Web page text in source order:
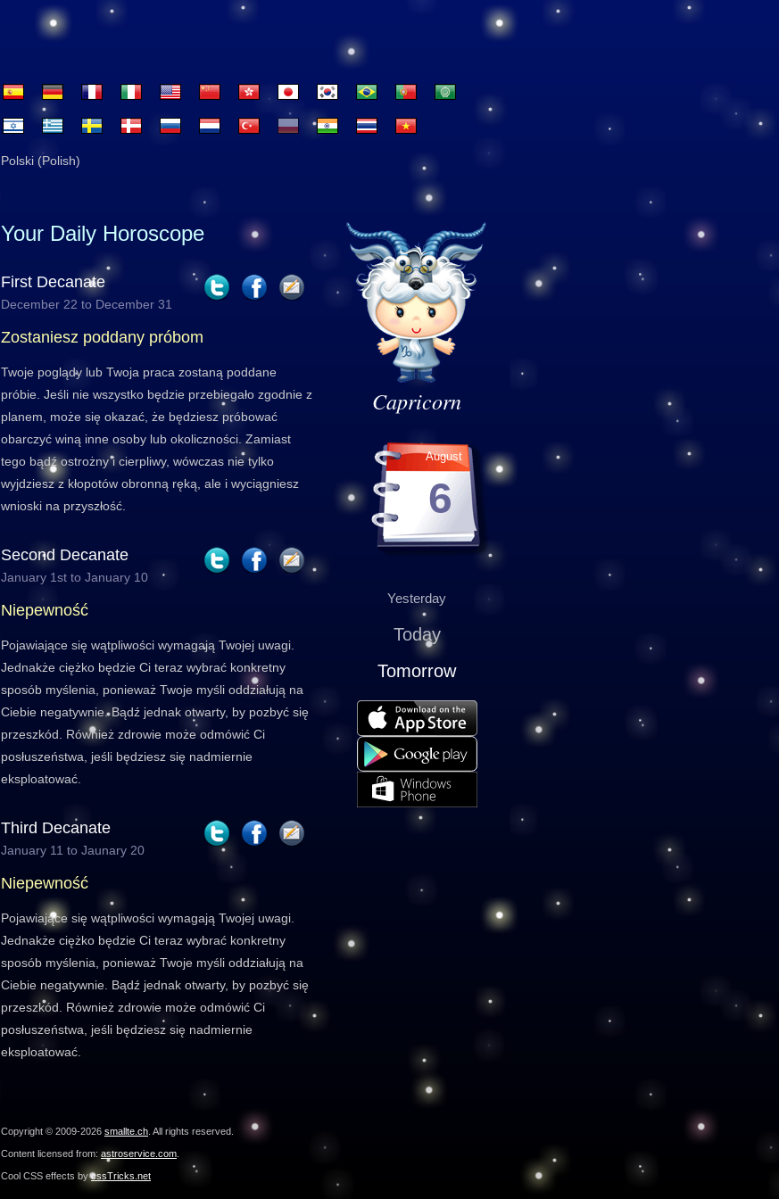
Polski (Polish)
Capricorn
August
6
Yesterday
Today
Tomorrow
Your Daily Horoscope
First Decanate
December 22 to December 31
Zostaniesz poddany próbom
Twoje poglądy lub Twoja praca zostaną poddane
próbie. Jeśli nie wszystko będzie przebiegało zgodnie z
planem, może się okazać, że będziesz próbować
obarczyć winą inne osoby lub okoliczności. Zamiast
tego bądź ostrożny i cierpliwy, wówczas nie tylko
wyjdziesz z kłopotów obronną ręką, ale i wyciągniesz
wnioski na przyszłość.
Second Decanate
January 1st to January 10
Niepewność
Pojawiające się wątpliwości wymagają Twojej uwagi.
Jednakże ciężko będzie Ci teraz wybrać konkretny
sposób myślenia, ponieważ Twoje myśli oddziałują na
Ciebie negatywnie. Bądź jednak otwarty, by pozbyć się
przeszkód. Również zdrowie może odmówić Ci
posłuszeństwa, jeśli będziesz się nadmiernie
eksploatować.
Third Decanate
January 11 to Jaunary 20
Niepewność
Pojawiające się wątpliwości wymagają Twojej uwagi.
Jednakże ciężko będzie Ci teraz wybrać konkretny
sposób myślenia, ponieważ Twoje myśli oddziałują na
Ciebie negatywnie. Bądź jednak otwarty, by pozbyć się
przeszkód. Również zdrowie może odmówić Ci
posłuszeństwa, jeśli będziesz się nadmiernie
eksploatować.
Copyright © 2009-2026 smallte.ch . All rights reserved.
Content licensed from: astroservice.com
Cool CSS effects bycssTricks.net